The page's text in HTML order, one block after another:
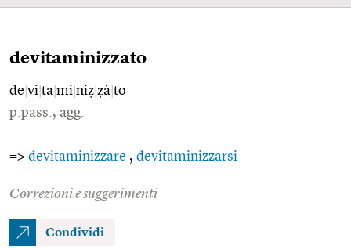
devitaminizzato
de vi ta mi niẓ ẓà to
p.pass., agg.
=> devitaminizzare , devitaminizzarsi
Correzioni e suggerimenti
Condividi